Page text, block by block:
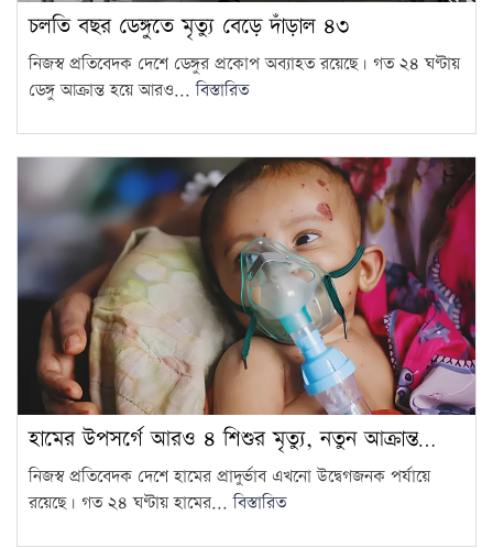
চলতি বছর ডেঙ্গুতে মৃত্যু বেড়ে দাঁড়াল ৪৩
নিজস্ব প্রতিবেদক দেশে ডেঙ্গুর প্রকোপ অব্যাহত রয়েছে। গত ২৪ ঘণ্টায়
ডেঙ্গু আক্রান্ত হয়ে আরও...বিস্তারিত
হামের উপসর্গে আরও ৪ শিশুর মৃত্যু, নতুন আক্রান্ত…
নিজস্ব প্রতিবেদক দেশে হামের প্রাদুর্ভাব এখনো উদ্বেগজনক পর্যায়ে
রয়েছে। গত ২৪ ঘণ্টায় হামের...বিস্তারিত